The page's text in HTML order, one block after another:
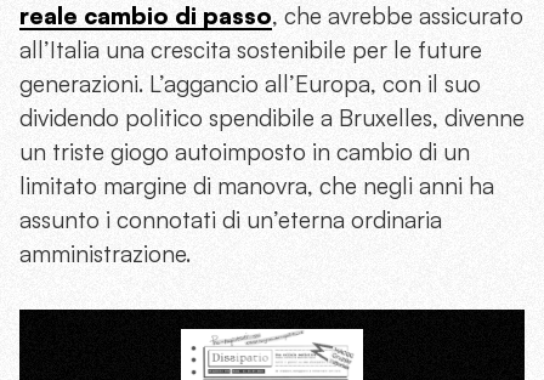
reale cambio di passo, che avrebbe assicurato
all’Italia una crescita sostenibile per le future
generazioni. L’aggancio all’Europa, con il suo
dividendo politico spendibile a Bruxelles, divenne
un triste giogo autoimposto in cambio di un
limitato margine di manovra, che negli anni ha
assunto i connotati di un’eterna ordinaria
amministrazione.